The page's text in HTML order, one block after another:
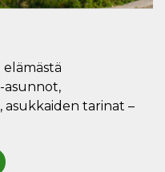
asunnot,
tarinat –